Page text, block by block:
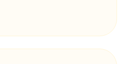
grande prédio, diz o
lá subiri.
quarto andar, diz